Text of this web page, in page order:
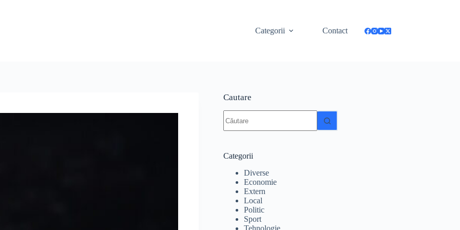
Categorii
Contact
Cautare
rezultat
Categorii
Diverse
Economie
Extern
Local
Politic
Sport
Tehnologie